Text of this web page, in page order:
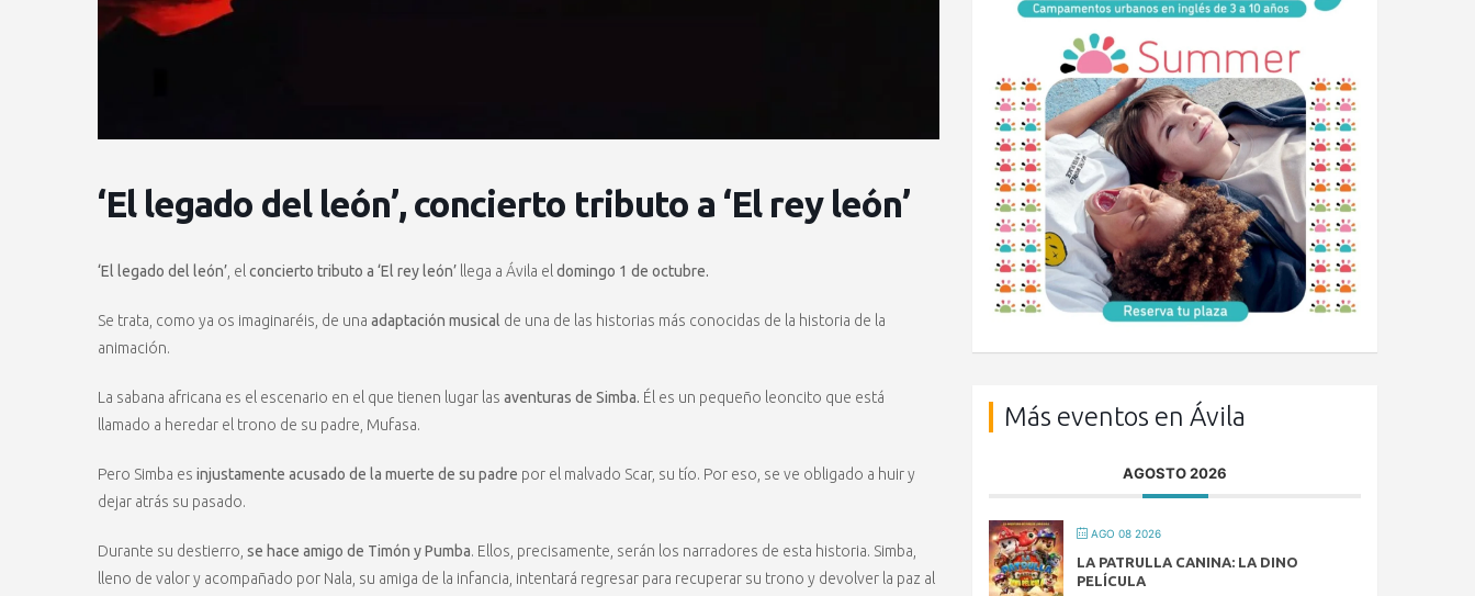
‘El legado del león’, concierto tributo a ‘El rey león’
‘El legado del león’, elconcierto tributo a ‘El rey león’ llega a Ávila eldomingo 1 de octubre.
Se trata, como ya os imaginaréis, de una adaptación musical de una de las historias más conocidas de la historia de la
animación.
La sabana africana es el escenario en el que tienen lugar las aventuras de Simba. Él es un pequeño leoncito que está
llamado a heredar el trono de su padre, Mufasa.
Pero Simba es injustamente acusado de la muerte de su padre por el malvado Scar, su tío. Por eso, se ve obligado a huir y
dejar atrás su pasado.
Durante su destierro, se hace amigo de Timón y Pumba. Ellos, precisamente, serán los narradores de esta historia. Simba,
lleno de valor y acompañado por Nala, su amiga de la infancia, intentará regresar para recuperar su trono y devolver la paz al
Más eventos en Ávila
AGOSTO 2026
AGO 08 2026
LA PATRULLA CANINA: LA DINO
PELÍCULA